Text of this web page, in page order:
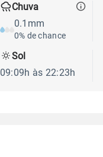
Chuva
0.1mm
0% de chance
Sol
09:09h às 22:23h